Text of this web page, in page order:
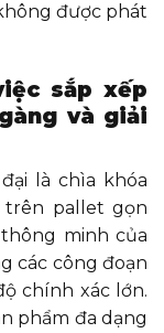
được phát
sắp xếp
và giải
là chìa khóa
trên pallet gọn
minh của
các công đoạn
chính xác lớn.
phẩm đa dạng